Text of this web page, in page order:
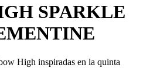
SPARKLE
High inspiradas en la quinta